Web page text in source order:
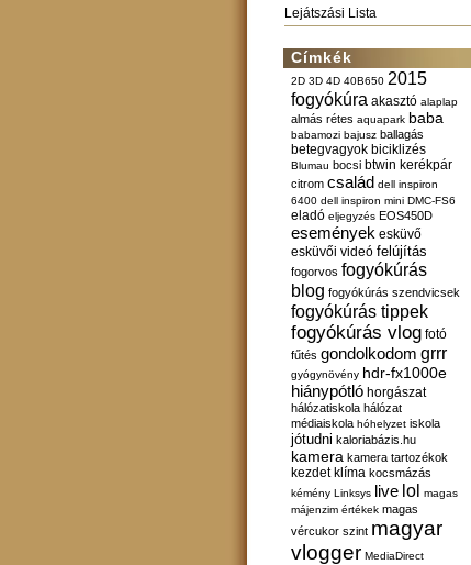
Lejátszási Lista
Címkék
2D 3D 4D 40B650 2015
fogyókúra akasztó alaplap
almás rétes aquapark baba
babamozi bajusz ballagás
betegvagyok biciklizés
Blumau bocsi btwin kerékpár
citrom család dell inspiron
6400 dell inspiron mini DMC-FS6
eladó eljegyzés EOS450D
események esküvő
esküvői videó felújítás
fogorvos fogyókúrás
blog fogyókúrás szendvicsek
fogyókúrás tippek
fogyókúrás vlog fotó
fűtés gondolkodom grrr
gyógynövény hdr-fx1000e
hiánypótló horgászat
hálózatiskola hálózat
médiaiskola hóhelyzet iskola
jótudni kaloriabázis.hu
kamera kamera tartozékok
kezdet klíma kocsmázás
kémény Linksys live lol magas
májenzim értékek magas
vércukor szint magyar
vlogger MediaDirect